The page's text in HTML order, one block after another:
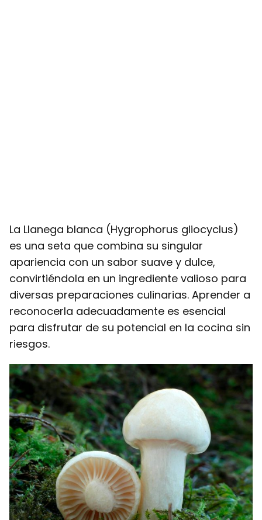
La Llanega blanca (Hygrophorus gliocyclus)
es una seta que combina su singular
apariencia con un sabor suave y dulce,
convirtiéndola en un ingrediente valioso para
diversas preparaciones culinarias. Aprender a
reconocerla adecuadamente es esencial
para disfrutar de su potencial en la cocina sin
riesgos.